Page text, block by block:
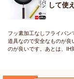
して使
フッ素加工なしフライパ
道具なので安全なものが良
のが良いです。あとは、IH